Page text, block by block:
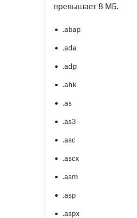
превышает 8 МБ.
.abap
.ada
.adp
.ahk
.as
.as3
.asc
.ascx
.asm
.asp
.aspx